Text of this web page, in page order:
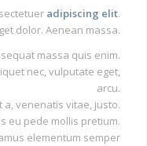
adipiscing elit.
dolor. Aenean massa.
massa quis enim.
nec, vulputate eget,
arcu.
a, venenatis vitae, justo.
eu pede mollis pretium.
elementum semper